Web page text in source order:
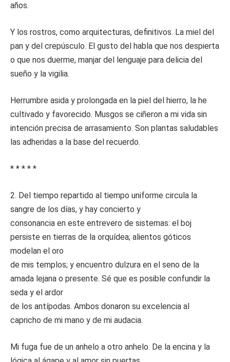
años.
Y los rostros, como arquitecturas, definitivos. La miel del
pan y del crepúsculo. El gusto del habla que nos despierta
o que nos duerme, manjar del lenguaje para delicia del
sueño y la vigilia.
Herrumbre asida y prolongada en la piel del hierro, la he
cultivado y favorecido. Musgos se ciñeron a mi vida sin
intención precisa de arrasamiento. Son plantas saludables
las adheridas a la base del recuerdo.
* * * * *
2. Del tiempo repartido al tiempo uniforme circula la
sangre de los días, y hay concierto y
consonancia en este entrevero de sistemas: el boj
persiste en tierras de la orquídea; alientos góticos
modelan el oro
de mis templos; y encuentro dulzura en el seno de la
amada lejana o presente. Sé que es posible confundir la
seda y el ardor
de los antípodas. Ambos donaron su excelencia al
capricho de mi mano y de mi audacia.
Mi fuga fue de un anhelo a otro anhelo. De la encina y la